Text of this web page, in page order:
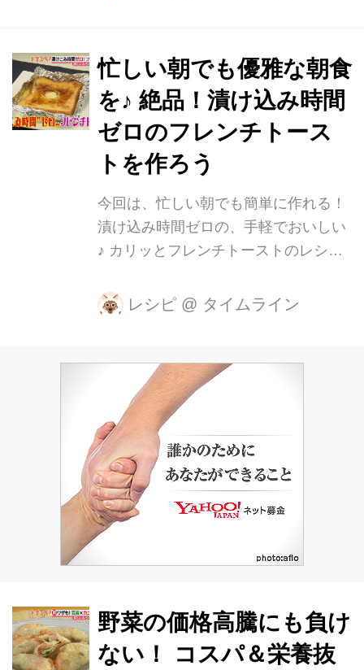
す。 まず、みりんを鍋で煮つめて「み
りんシロップ」を作ります。 この時
「みりん風調味料」を使用して作る
と、うまくシロップにならないことも
あるため「本みりん」で作るのがオス
スメです。 ※「みりん」と名前が付く
ものには3種類あります。 ・本みり
ん…昔ながらのみりん。アルコール度
数が約14％あるお酒の一種。 ・みりん
料...
忙しい朝でも優雅な朝食
を♪ 絶品！漬け込み時間
ゼロのフレンチトース
トを作ろう
今回は、忙しい朝でも簡単に作れる！
漬け込み時間ゼロの、手軽でおいしい
♪ カリッとフレンチトーストのレシピ
トレが大好きな料理研究家、だれウマ
材料はこちら。 【材料】 ・食パン…1
枚 ・サラダ油…小さじ1/2 ・卵…1個
・牛乳…大さじ4 ・砂糖…10g ・バタ
ー、はちみつ…各適量 ボウルに卵、牛
乳、砂糖を入れて、しっかり混ぜま
す。 この時、白身が残ってしまうとク
リーミーな食感にならないので、白身
と黄身を合わせることが大切です。 ア
ルミホイルで、食パンより少し高さの
レシピ @ タイムライン
野菜の価格高騰にも負け
ない！ コスパ＆栄養抜